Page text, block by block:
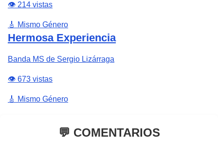
👁️ 214 vistas
🎸 Mismo Género
Hermosa Experiencia
Banda MS de Sergio Lizárraga
👁️ 673 vistas
🎸 Mismo Género
💬 COMENTARIOS